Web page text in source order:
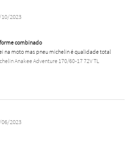
10/2023
combinado
na moto mas pneu michelin é qualidade total
Anakee Adventure 170/60-17 72V TL
2023